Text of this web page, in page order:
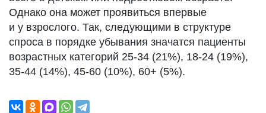
Однако она может проявиться впервые
и у взрослого. Так, следующими в структуре
спроса в порядке убывания значатся пациенты
возрастных категорий 25-34 (21%), 18-24 (19%),
35-44 (14%), 45-60 (10%), 60+ (5%).